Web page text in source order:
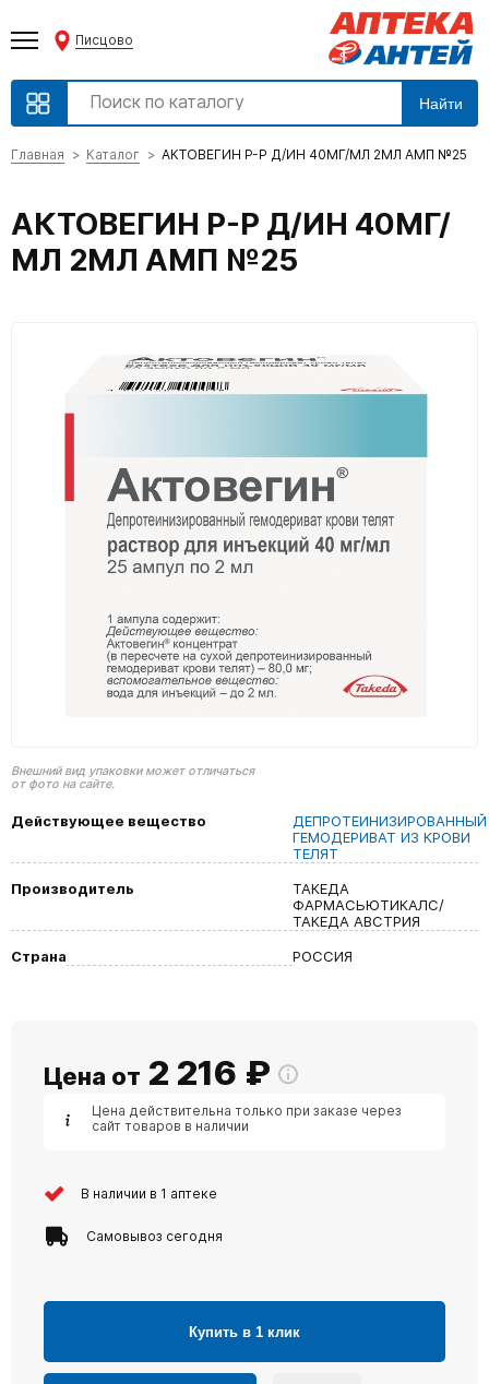
Писцово
Найти
Главная Каталог АКТОВЕГИН Р-Р Д/ИН 40МГ/МЛ 2МЛ АМП №25
АКТОВЕГИН Р-Р Д/ИН 40МГ/
МЛ 2МЛ АМП №25
Внешний вид упаковки может отличаться
от фото на сайте.
Действующее вещество
ДЕПРОТЕИНИЗИРОВАННЫЙ
ГЕМОДЕРИВАТ ИЗ КРОВИ
ТЕЛЯТ
Производитель
ТАКЕДА
ФАРМАСЬЮТИКАЛС/
ТАКЕДА АВСТРИЯ
Страна
РОССИЯ
Цена от 2 216 ₽
Цена действительна только при заказе через
сайт товаров в наличии
В наличии в 1 аптеке
Самовывоз сегодня
Купить в 1 клик